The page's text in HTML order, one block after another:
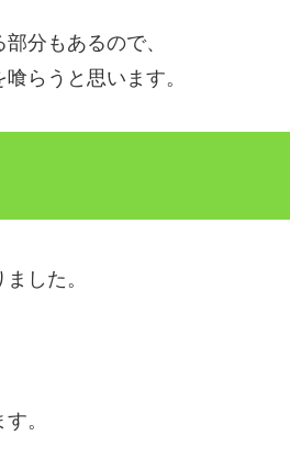
分もあるので、
らうと思います。
した。
。